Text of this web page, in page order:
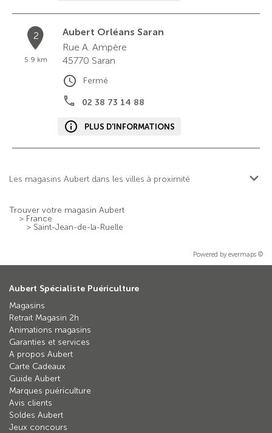
2
5.9 km
Aubert Orléans Saran
Rue A. Ampère
45770 Saran
02 38 73 14 88
Fermé
PLUS D'INFORMATIONS
Les magasins Aubert dans les villes à proximité
Trouver votre magasin Aubert
> France
> Saint-Jean-de-la-Ruelle
Powered by evermaps ©
Aubert Spécialiste Puériculture
Magasins
Retrait Magasin 2h
Animations magasins
Garanties et services
A propos Aubert
Carte Cadeaux
Guide Aubert
Marques puériculture
Avis clients
Soldes Aubert
Jeux concours